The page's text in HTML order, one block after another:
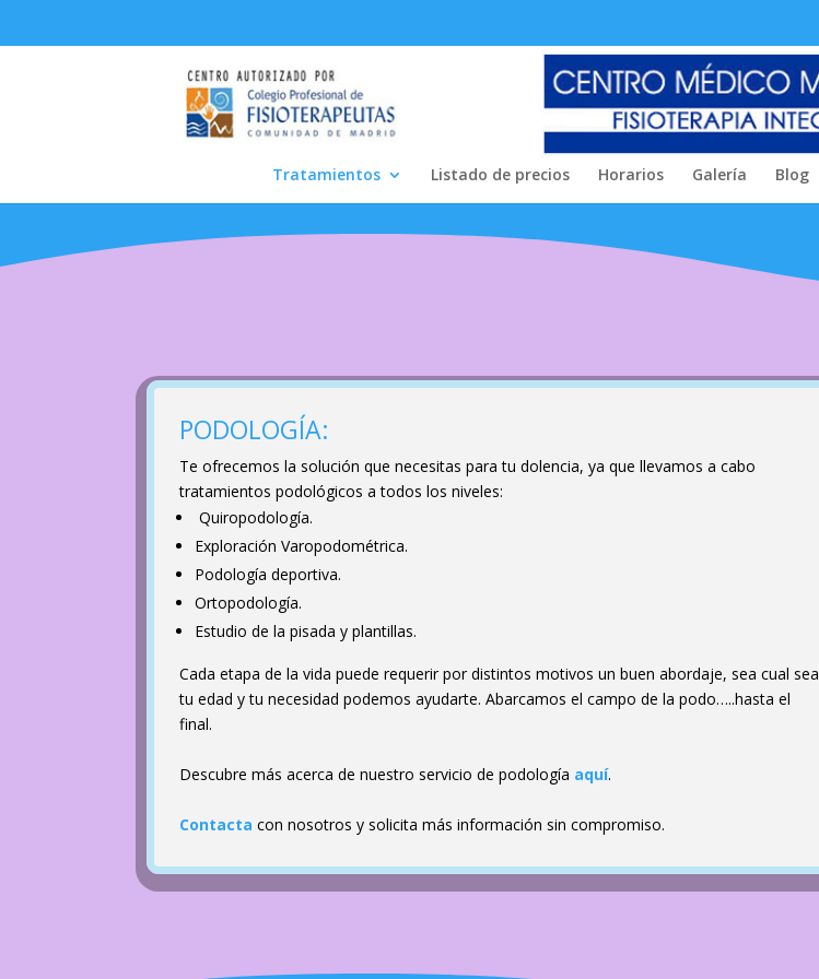
Tratamientos Listado de precios Horarios Galería Blog
PODOLOGÍA:
Te ofrecemos la solución que necesitas para tu dolencia, ya que llevamos a cabo
tratamientos podológicos a todos los niveles:
Quiropodología.
Exploración Varopodométrica.
Podología deportiva.
Ortopodología.
Estudio de la pisada y plantillas.
Cada etapa de la vida puede requerir por distintos motivos un buen abordaje, sea cual sea
tu edad y tu necesidad podemos ayudarte. Abarcamos el campo de la podo…..hasta el
final.
Descubre más acerca de nuestro servicio de podología aquí.
Contacta con nosotros y solicita más información sin compromiso.